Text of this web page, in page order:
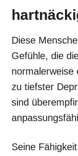
Diese
Gefühle, die
normalerweise
zu tiefster
sind
Seine